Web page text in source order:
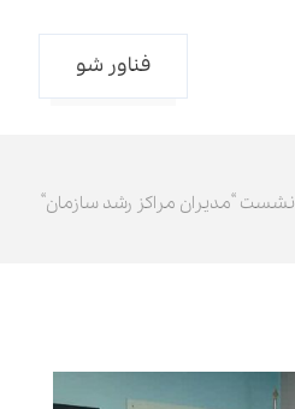
فناور شو
نشست “مدیران مراکز رشد سازمان“